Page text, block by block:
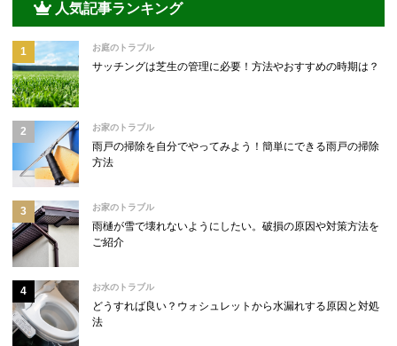
人気記事ランキング
お庭のトラブル
サッチングは芝生の管理に必要！方法やおすすめの時期は？
お家のトラブル
雨戸の掃除を自分でやってみよう！簡単にできる雨戸の掃除
方法
お家のトラブル
雨樋が雪で壊れないようにしたい。破損の原因や対策方法を
ご紹介
お水のトラブル
どうすれば良い？ウォシュレットから水漏れする原因と対処
法